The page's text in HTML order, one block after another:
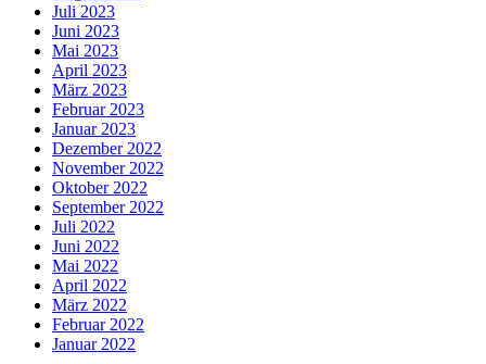
Juli 2023
Juni 2023
Mai 2023
April 2023
März 2023
Februar 2023
Januar 2023
Dezember 2022
November 2022
Oktober 2022
September 2022
Juli 2022
Juni 2022
Mai 2022
April 2022
März 2022
Februar 2022
Januar 2022